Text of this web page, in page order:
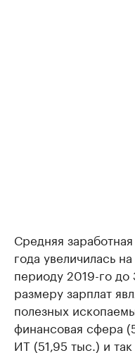
Средняя
года увеличилась
периоду 2019-го
размеру зарплат
полезных
финансовая сфера
ИТ (51,95 тыс.) и